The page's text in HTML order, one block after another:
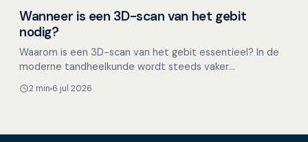
Overig nieuws
Wanneer is een 3D-scan van het gebit
nodig?
Waarom is een 3D-scan van het gebit essentieel? In de
moderne tandheelkunde wordt steeds vaker
om een gedetai…
2 min 6 jul 2026